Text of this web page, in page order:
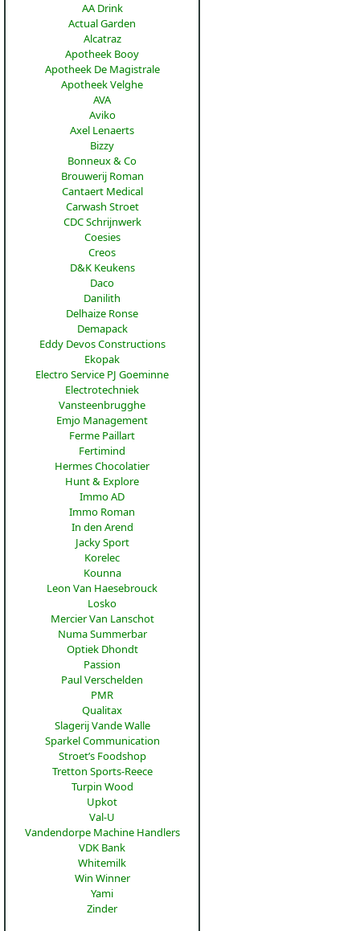
AA Drink
Actual Garden
Alcatraz
Apotheek Booy
Apotheek De Magistrale
Apotheek Velghe
AVA
Aviko
Axel Lenaerts
Bizzy
Bonneux & Co
Brouwerij Roman
Cantaert Medical
Carwash Stroet
CDC Schrijnwerk
Coesies
Creos
D&K Keukens
Daco
Danilith
Delhaize Ronse
Demapack
Eddy Devos Constructions
Ekopak
Electro Service PJ Goeminne
Electrotechniek
Vansteenbrugghe
Emjo Management
Ferme Paillart
Fertimind
Hermes Chocolatier
Hunt & Explore
Immo AD
Immo Roman
In den Arend
Jacky Sport
Korelec
Kounna
Leon Van Haesebrouck
Losko
Mercier Van Lanschot
Numa Summerbar
Optiek Dhondt
Passion
Paul Verschelden
PMR
Qualitax
Slagerij Vande Walle
Sparkel Communication
Stroet’s Foodshop
Tretton Sports-Reece
Turpin Wood
Upkot
Val-U
Vandendorpe Machine Handlers
VDK Bank
Whitemilk
Win Winner
Yami
Zinder